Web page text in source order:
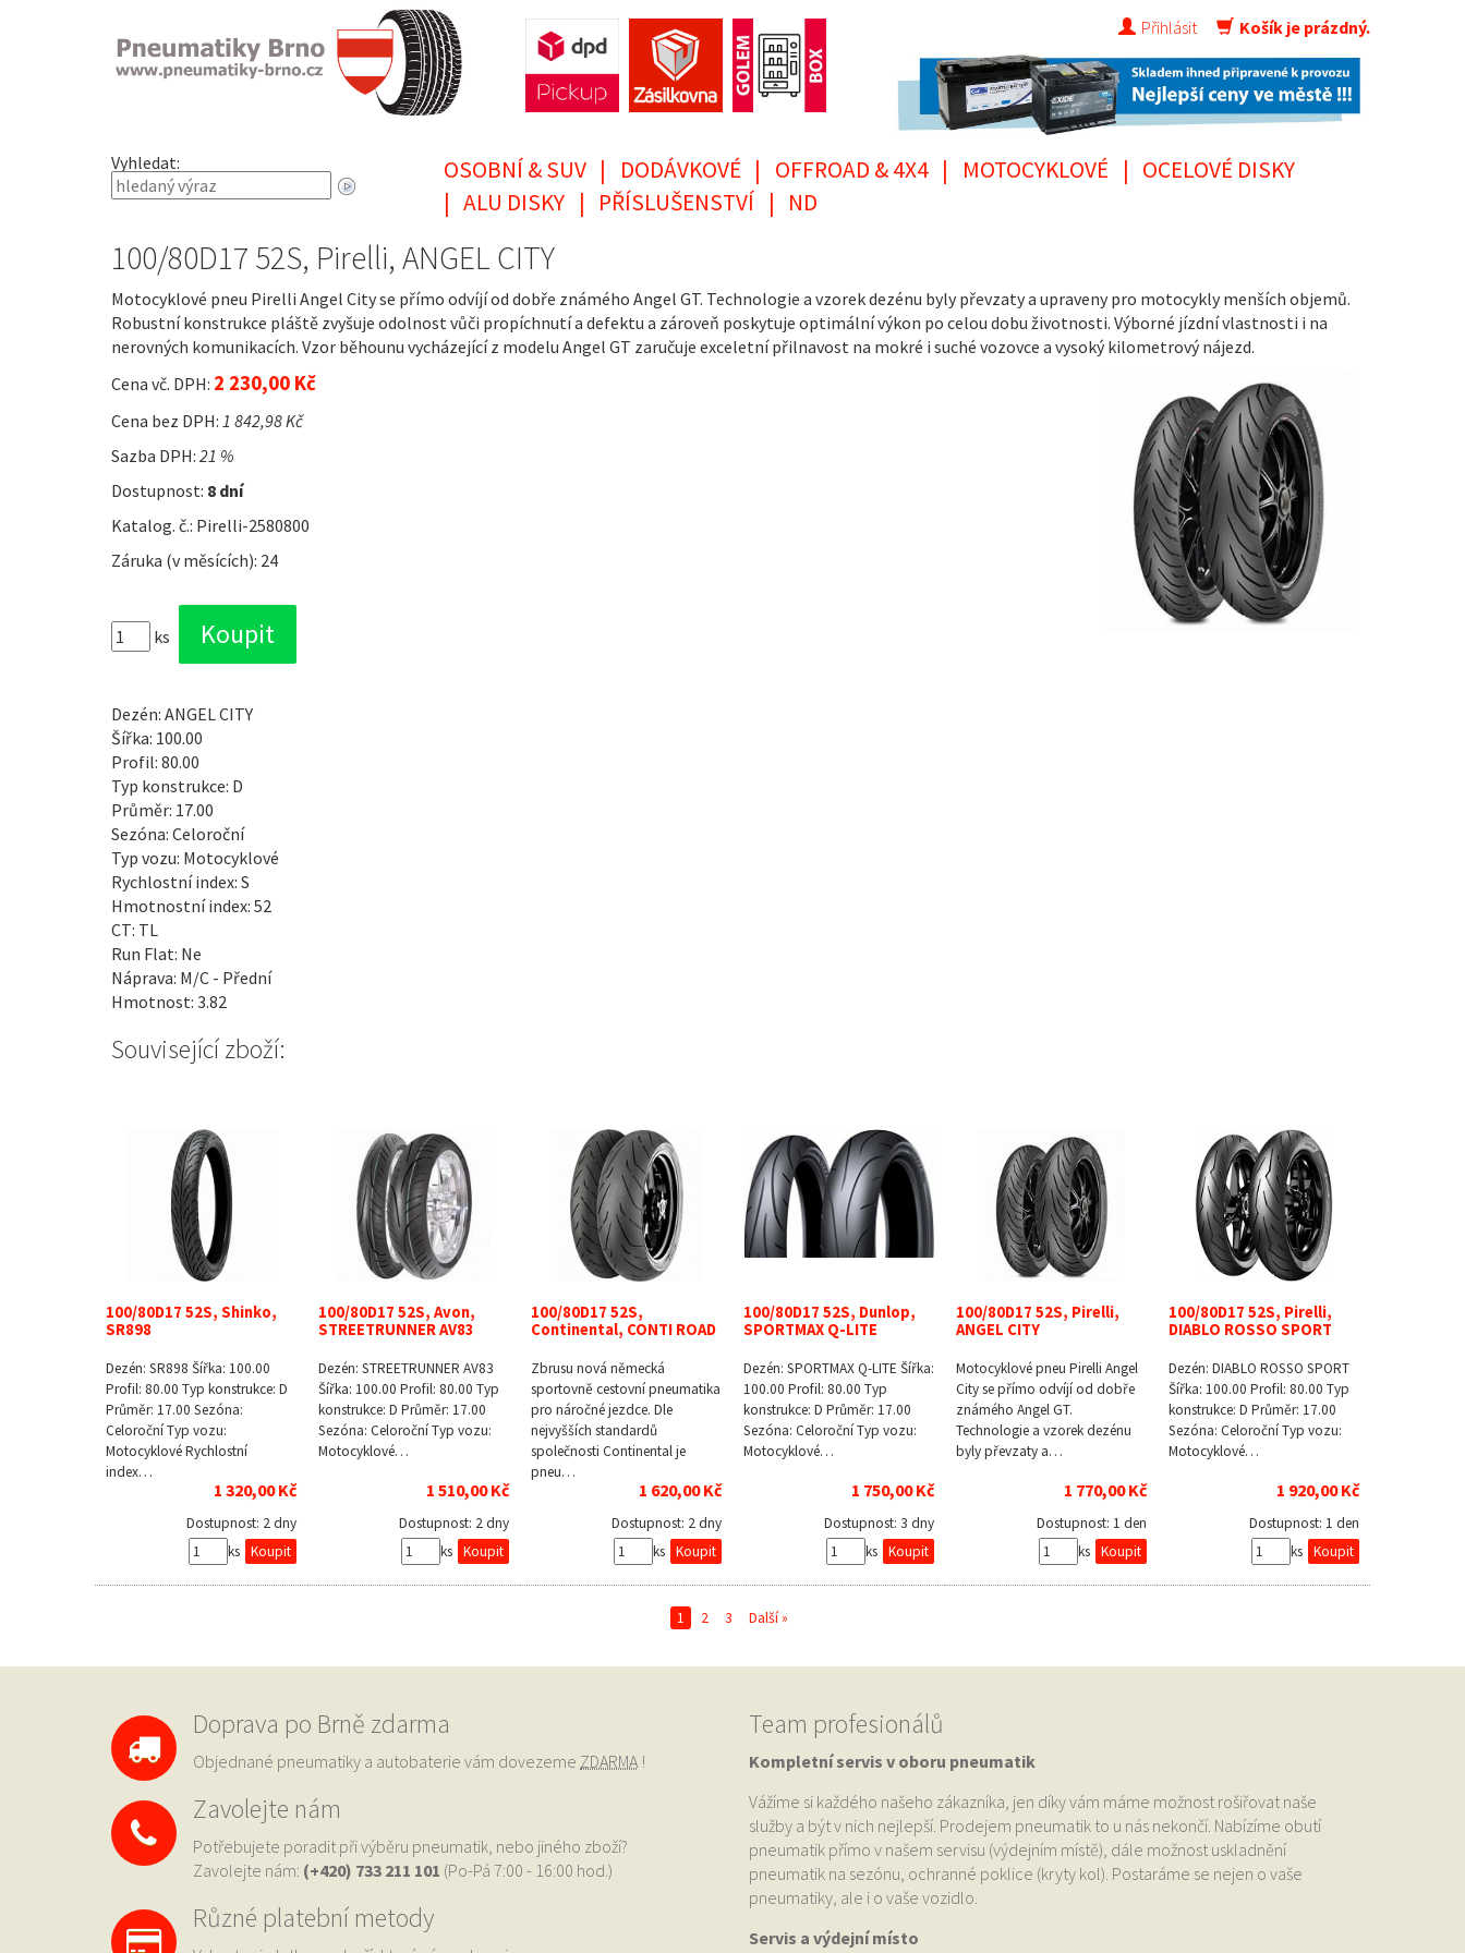
Přihlásit Košík je prázdný.
Vyhledat: OSOBNÍ & SUV | DODÁVKOVÉ | OFFROAD & 4X4 | MOTOCYKLOVÉ | OCELOVÉ DISKY
| ALU DISKY | PŘÍSLUŠENSTVÍ | ND
100/80D17 52S, Pirelli, ANGEL CITY
Motocyklové pneu Pirelli Angel City se přímo odvíjí od dobře známého Angel GT. Technologie a vzorek dezénu byly převzaty a upraveny pro motocykly menších objemů.
Robustní konstrukce pláště zvyšuje odolnost vůči propíchnutí a defektu a zároveň poskytuje optimální výkon po celou dobu životnosti. Výborné jízdní vlastnosti i na
nerovných komunikacích. Vzor běhounu vycházející z modelu Angel GT zaručuje exceletní přilnavost na mokré i suché vozovce a vysoký kilometrový nájezd.
Cena vč. DPH: 2 230,00 Kč
Cena bez DPH: 1 842,98 Kč
Sazba DPH: 21 %
Dostupnost: 8 dní
Katalog. č.: Pirelli-2580800
Záruka (v měsících): 24
ks
Dezén: ANGEL CITY
Šířka: 100.00
Profil: 80.00
Typ konstrukce: D
Průměr: 17.00
Sezóna: Celoroční
Typ vozu: Motocyklové
Rychlostní index: S
Hmotnostní index: 52
CT: TL
Run Flat: Ne
Náprava: M/C - Přední
Hmotnost: 3.82
Související zboží:
100/80D17 52S, Shinko,
SR898
Dezén: SR898 Šířka: 100.00
Profil: 80.00 Typ konstrukce: D
Průměr: 17.00 Sezóna:
Celoroční Typ vozu:
Motocyklové Rychlostní
index…
1 320,00 Kč
Dostupnost: 2 dny
ks
100/80D17 52S, Avon,
STREETRUNNER AV83
Dezén: STREETRUNNER AV83
Šířka: 100.00 Profil: 80.00 Typ
konstrukce: D Průměr: 17.00
Sezóna: Celoroční Typ vozu:
Motocyklové…
1 510,00 Kč
Dostupnost: 2 dny
ks
100/80D17 52S,
Continental, CONTI ROAD
Zbrusu nová německá
sportovně cestovní pneumatika
pro náročné jezdce. Dle
nejvyšších standardů
společnosti Continental je
pneu…
1 620,00 Kč
Dostupnost: 2 dny
ks
100/80D17 52S, Dunlop,
SPORTMAX Q-LITE
Dezén: SPORTMAX Q-LITE Šířka:
100.00 Profil: 80.00 Typ
konstrukce: D Průměr: 17.00
Sezóna: Celoroční Typ vozu:
Motocyklové…
1 750,00 Kč
Dostupnost: 3 dny
ks
100/80D17 52S, Pirelli,
ANGEL CITY
Motocyklové pneu Pirelli Angel
City se přímo odvíjí od dobře
známého Angel GT.
Technologie a vzorek dezénu
byly převzaty a…
1 770,00 Kč
Dostupnost: 1 den
ks
100/80D17 52S, Pirelli,
DIABLO ROSSO SPORT
Dezén: DIABLO ROSSO SPORT
Šířka: 100.00 Profil: 80.00 Typ
konstrukce: D Průměr: 17.00
Sezóna: Celoroční Typ vozu:
Motocyklové…
1 920,00 Kč
Dostupnost: 1 den
ks
1 2 3 Další »
Doprava po Brně zdarma
Objednané pneumatiky a autobaterie vám dovezeme ZDARMA !
Zavolejte nám
Potřebujete poradit při výběru pneumatik, nebo jiného zboží?
Zavolejte nám: (+420) 733 211 101 (Po-Pá 7:00 - 16:00 hod.)
Různé platební metody
Team profesionálů
Kompletní servis v oboru pneumatik
Vážíme si každého našeho zákazníka, jen díky vám máme možnost rošiřovat naše
služby a být v nich nejlepší. Prodejem pneumatik to u nás nekončí. Nabízíme obutí
pneumatik přímo v našem servisu (výdejním místě), dále možnost uskladnění
pneumatik na sezónu, ochranné poklice (kryty kol). Postaráme se nejen o vaše
pneumatiky, ale i o vaše vozidlo.
Servis a výdejní místo